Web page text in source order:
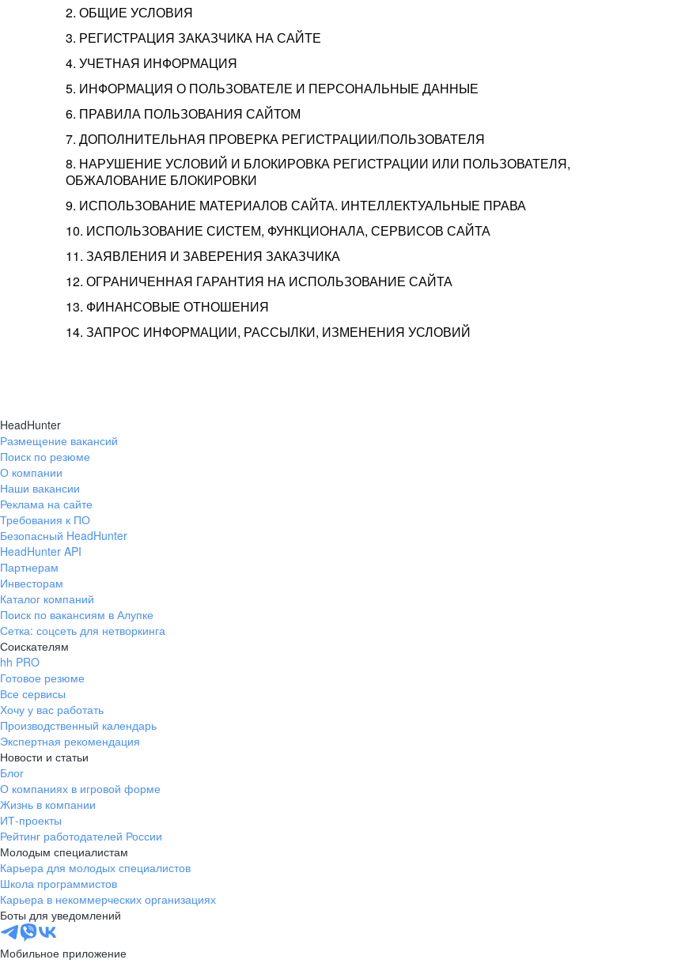
2. ОБЩИЕ УСЛОВИЯ
3. РЕГИСТРАЦИЯ ЗАКАЗЧИКА НА САЙТЕ
4. УЧЕТНАЯ ИНФОРМАЦИЯ
5. ИНФОРМАЦИЯ О ПОЛЬЗОВАТЕЛЕ И ПЕРСОНАЛЬНЫЕ ДАННЫЕ
6. ПРАВИЛА ПОЛЬЗОВАНИЯ САЙТОМ
7. ДОПОЛНИТЕЛЬНАЯ ПРОВЕРКА РЕГИСТРАЦИИ/ПОЛЬЗОВАТЕЛЯ
8. НАРУШЕНИЕ УСЛОВИЙ И БЛОКИРОВКА РЕГИСТРАЦИИ ИЛИ ПОЛЬЗОВАТЕЛЯ,
ОБЖАЛОВАНИЕ БЛОКИРОВКИ
9. ИСПОЛЬЗОВАНИЕ МАТЕРИАЛОВ САЙТА. ИНТЕЛЛЕКТУАЛЬНЫЕ ПРАВА
10. ИСПОЛЬЗОВАНИЕ СИСТЕМ, ФУНКЦИОНАЛА, СЕРВИСОВ САЙТА
11. ЗАЯВЛЕНИЯ И ЗАВЕРЕНИЯ ЗАКАЗЧИКА
12. ОГРАНИЧЕННАЯ ГАРАНТИЯ НА ИСПОЛЬЗОВАНИЕ САЙТА
13. ФИНАНСОВЫЕ ОТНОШЕНИЯ
14. ЗАПРОС ИНФОРМАЦИИ, РАССЫЛКИ, ИЗМЕНЕНИЯ УСЛОВИЙ
HeadHunter
Размещение вакансий
Поиск по резюме
О компании
Наши вакансии
Реклама на сайте
Требования к ПО
Безопасный HeadHunter
HeadHunter API
Партнерам
Инвесторам
Каталог компаний
Поиск по вакансиям в Алупке
Сетка: соцсеть для нетворкинга
Соискателям
hh PRO
Готовое резюме
Все сервисы
Хочу у вас работать
Производственный календарь
Экспертная рекомендация
Новости и статьи
Блог
О компаниях в игровой форме
Жизнь в компании
ИТ-проекты
Рейтинг работодателей России
Молодым специалистам
Карьера для молодых специалистов
Школа программистов
Карьера в некоммерческих организациях
Боты для уведомлений
Мобильное приложение